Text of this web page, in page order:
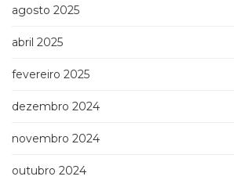
(41)
(200)
Psicoterapia
(797)
Propaganda
Marketing
agosto 2025
abril 2025
fevereiro 2025
dezembro 2024
novembro 2024
outubro 2024